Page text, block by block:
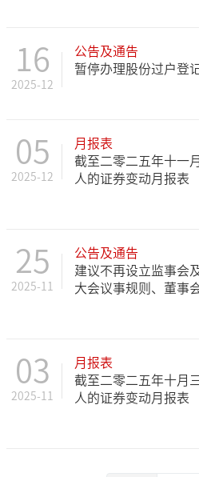
16
2025-12
公告及通告
暂停办理股份过户登
05
2025-12
月报表
截至二零二五年十一
人的证券变动月报表
25
2025-11
公告及通告
建议不再设立监事会
大会议事规则、董事
03
2025-11
月报表
截至二零二五年十月
人的证券变动月报表